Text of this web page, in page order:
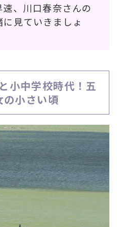
速、川口春奈さんの
見ていきましょ
小中学校時代！五
の小さい頃